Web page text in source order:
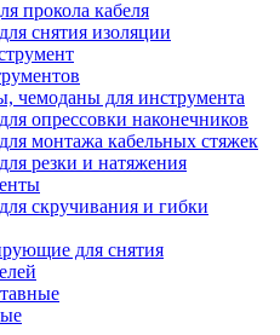
прокола кабеля
снятия изоляции
чемоданы для инструмента
опрессовки наконечников
монтажа кабельных стяжек
резки и натяжения
скручивания и гибки
для снятия